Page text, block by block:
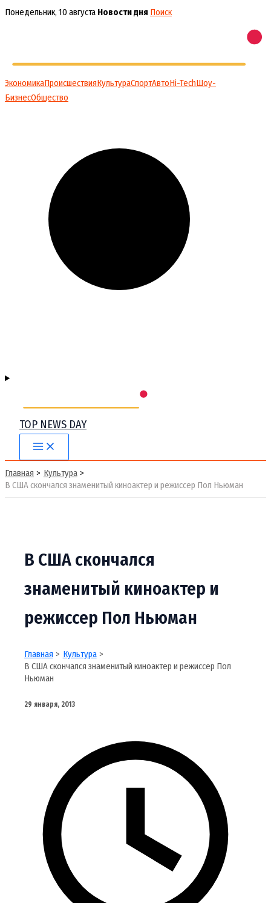
Перейти
Понедельник, 10 августа Новости дня Поиск
ЭкономикаПроисшествияКультураСпортАвтоHi-TechШоу-
БизнесОбщество
TOP NEWS DAY
Main
Menu
Главная
Культура
В США скончался знаменитый киноактер и режиссер Пол Ньюман
В США скончался
знаменитый киноактер и
режиссер Пол Ньюман
Главная
Культура
В США скончался знаменитый киноактер и режиссер Пол
Ньюман
29 января, 2013